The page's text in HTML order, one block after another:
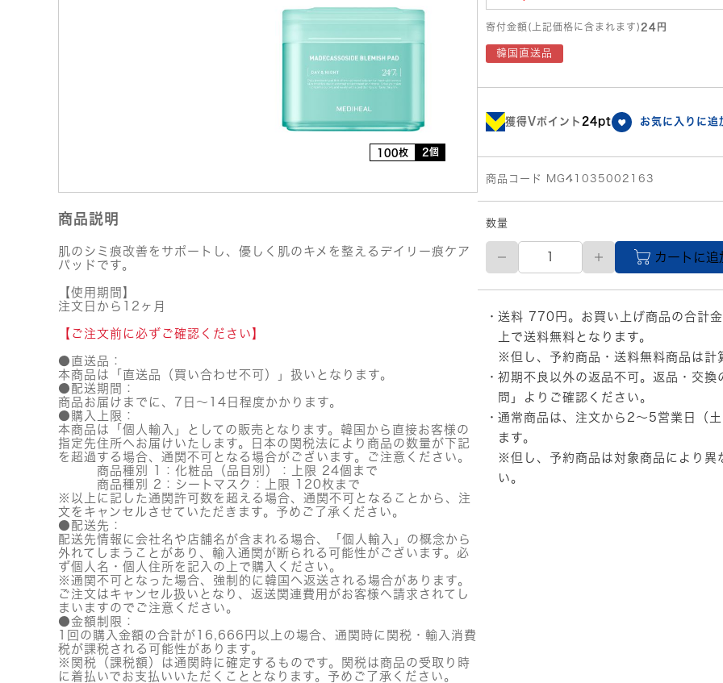
100枚 2個
商品説明
肌のシミ痕改善をサポートし、優しく肌のキメを整えるデイリー痕ケア
パッドです。
【使用期間】
注文日から12ヶ月
【ご注文前に必ずご確認ください】
●直送品：
本商品は「直送品（買い合わせ不可）」扱いとなります。
●配送期間：
商品お届けまでに、7日～14日程度かかります。
●購入上限：
本商品は「個人輸入」としての販売となります。韓国から直接お客様の
指定先住所へお届けいたします。日本の関税法により商品の数量が下記
を超過する場合、通関不可となる場合がございます。ご注意ください。
商品種別 1：化粧品（品目別）：上限 24個まで
商品種別 2：シートマスク：上限 120枚まで
※以上に記した通関許可数を超える場合、通関不可となることから、注
文をキャンセルさせていただきます。予めご了承ください。
●配送先：
配送先情報に会社名や店舗名が含まれる場合、「個人輸入」の概念から
外れてしまうことがあり、輸入通関が断られる可能性がございます。必
ず個人名・個人住所を記入の上で購入ください。
※通関不可となった場合、強制的に韓国へ返送される場合があります。
ご注文はキャンセル扱いとなり、返送関連費用がお客様へ請求されてし
まいますのでご注意ください。
●金額制限：
1回の購入金額の合計が16,666円以上の場合、通関時に関税・輸入消費
税が課税される可能性があります。
※関税（課税額）は通関時に確定するものです。関税は商品の受取り時
に着払いでお支払いいただくこととなります。予めご了承ください。
寄付金額(上記価格に含まれます) 24円
韓国直送品
獲得Vポイント 24pt お気に入りに追
商品コード MG41035002163
数量
MEDIHIEAL(メ
ィ
ヒ
ル)
マ
デ
カ
ソ
サ
ド
ブ
レ
ミ
カートに追
送料 770円。お買い上げ商品の合計
上で送料無料となります。
※但し、予約商品・送料無料商品は計
初期不良以外の返品不可。返品・交換
問」
よりご確認ください。
通常商品は、注文から2～5営業日（
ます。
※但し、予約商品は対象商品により異
い。